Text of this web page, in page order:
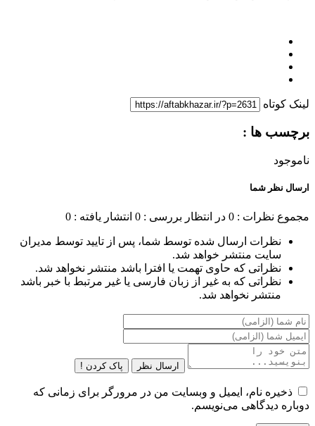
لینک کوتاه
برچسب ها :
ناموجود
ارسال نظر شما
مجموع نظرات : 0 در انتظار بررسی : 0 انتشار یافته : 0
نظرات ارسال شده توسط شما، پس از تایید توسط مدیران
سایت منتشر خواهد شد.
نظراتی که حاوی تهمت یا افترا باشد منتشر نخواهد شد.
نظراتی که به غیر از زبان فارسی یا غیر مرتبط با خبر باشد
منتشر نخواهد شد.
ارسال نظر پاک کردن !
ذخیره نام، ایمیل و وبسایت من در مرورگر برای زمانی که
دوباره دیدگاهی می‌نویسم.